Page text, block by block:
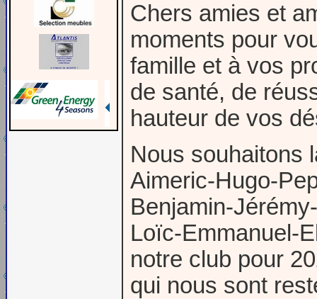
Chers amies et
moments pour
famille et à vos
de santé, de
hauteur de vos
Nous souhaitons
Aimeric-Hugo-
Benjamin-
Loïc-Emmanuel-
notre club pour
qui nous sont